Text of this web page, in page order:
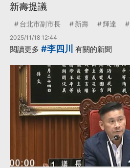
新壽提議
台北市副市長 新壽 輝達
2025/11/18 12:44
閱讀更多 #李四川 有關的新聞